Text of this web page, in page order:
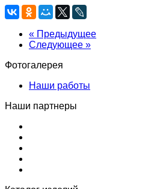
« Предыдущее
Следующее »
Фотогалерея
Наши работы
Наши партнеры